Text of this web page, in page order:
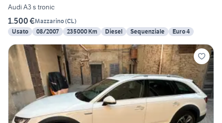
Audi A3 s tronic
1.500 €Mazzarino(CL)
Usato
08/2007 235000 Km Diesel Sequenziale Euro 4